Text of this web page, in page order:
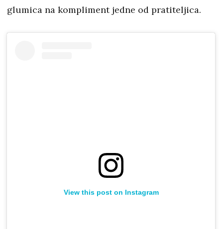
glumica na kompliment jedne od pratiteljica.
View this post on Instagram